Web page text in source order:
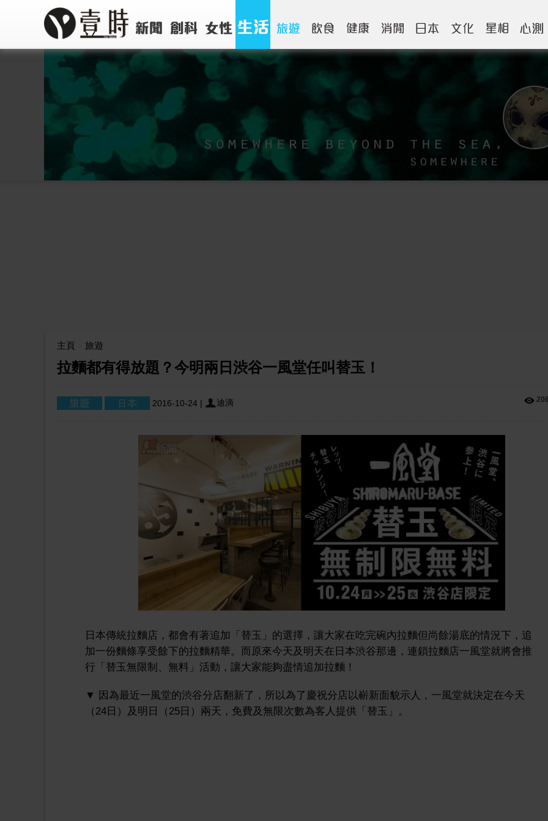
主頁 旅遊
拉麵都有得放題？今明兩日渋谷一風堂任叫替玉！
2016-10-24 | 迪滴
日本傳統拉麵店，都會有著追加「替玉」的選擇，讓大家在吃完碗內拉麵但尚餘湯底的情況下，追
加一份麵條享受餘下的拉麵精華。而原來今天及明天在日本渋谷那邊，連鎖拉麵店一風堂就將會推
行「替玉無限制、無料」活動，讓大家能夠盡情追加拉麵！
▼ 因為最近一風堂的渋谷分店翻新了，所以為了慶祝分店以嶄新面貌示人，一風堂就決定在今天
（24日）及明日（25日）兩天，免費及無限次數為客人提供「替玉」。